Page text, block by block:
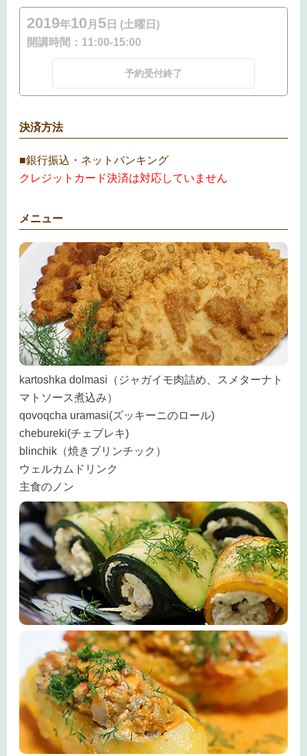
2019年10 月 5 日 (土曜日)
開講時間： 11:00-15:00
予約受付終了
決済方法
■銀行振込・ネットバンキング
クレジットカード決済は対応していません
メニュー
kartoshka dolmasi（ジャガイモ肉詰め、スメターナト
マトソース煮込み）
qovoqcha uramasi(ズッキーニのロール)
chebureki(チェブレキ)
blinchik（焼きブリンチック）
ウェルカムドリンク
主食のノン